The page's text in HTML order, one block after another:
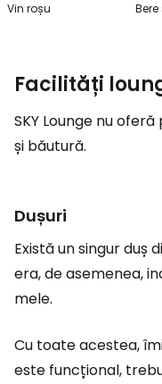
Vin roșu
Facilități
SKY Lounge nu
și băutură.
Dușuri
Există un singur duș
era, de asemenea,
mele.
Cu toate acestea,
este funcțional,